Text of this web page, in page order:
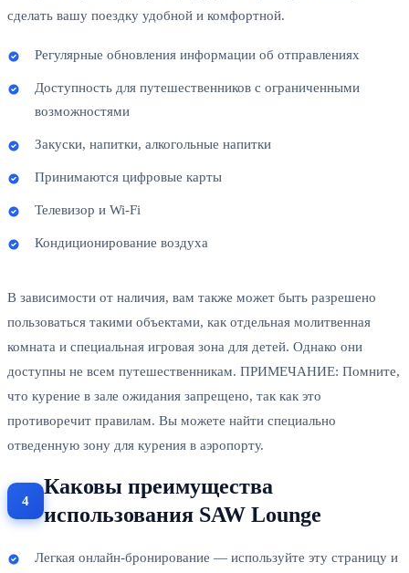
сделать вашу поездку удобной и комфортной.
Регулярные обновления информации об отправлениях
Доступность для путешественников с ограниченными
возможностями
Закуски, напитки, алкогольные напитки
Принимаются цифровые карты
Телевизор и Wi-Fi
Кондиционирование воздуха
В зависимости от наличия, вам также может быть разрешено
пользоваться такими объектами, как отдельная молитвенная
комната и специальная игровая зона для детей. Однако они
доступны не всем путешественникам. ПРИМЕЧАНИЕ: Помните,
что курение в зале ожидания запрещено, так как это
противоречит правилам. Вы можете найти специально
отведенную зону для курения в аэропорту.
Каковы преимущества
использования SAW Lounge
Легкая онлайн-бронирование — используйте эту страницу и